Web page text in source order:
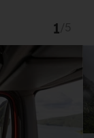
1